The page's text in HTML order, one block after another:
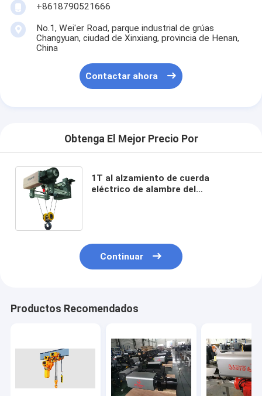
+8618790521666
No.1, Wei'er Road, parque industrial de grúas
Changyuan, ciudad de Xinxiang, provincia de Henan,
China
Contactar ahora
Obtenga El Mejor Precio Por
1T al alzamiento de cuerda
eléctrico de alambre del
Continuar
Productos Recomendados